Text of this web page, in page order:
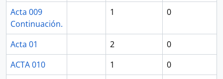
Acta 009
Continuación.
1 0
Acta 01 2
0
ACTA 010
1
0